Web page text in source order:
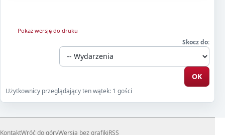
Pokaż wersję do druku
Skocz do:
Użytkownicy przeglądający ten wątek: 1 gości
KontaktWróć do góryWersja bez grafikiRSS